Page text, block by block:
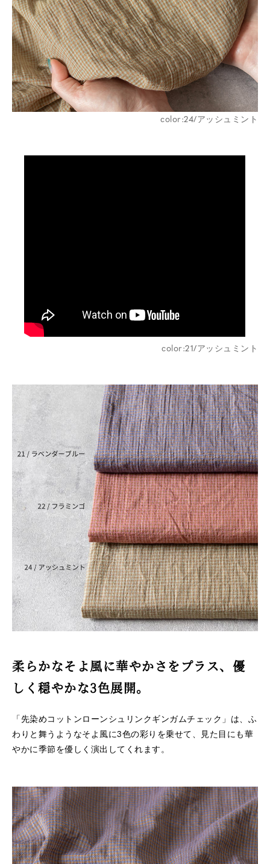
color:24/アッシュミント
color:21/アッシュミント
柔らかなそよ風に華やかさをプラス、優
しく穏やかな3色展開。
「先染めコットンローンシュリンクギンガムチェック」は、ふ
わりと舞うようなそよ風に3色の彩りを乗せて、見た目にも華
やかに季節を優しく演出してくれます。